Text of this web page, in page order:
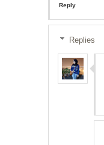
Reply
Replies